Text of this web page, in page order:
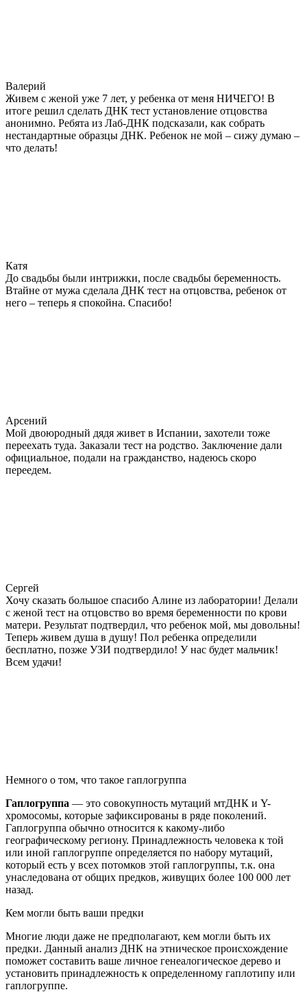
Валерий
Живем с женой уже 7 лет, у ребенка от меня НИЧЕГО! В
итоге решил сделать ДНК тест установление отцовства
анонимно. Ребята из Лаб-ДНК подсказали, как собрать
нестандартные образцы ДНК. Ребенок не мой – сижу думаю –
что делать!
Катя
До свадьбы были интрижки, после свадьбы беременность.
Втайне от мужа сделала ДНК тест на отцовства, ребенок от
него – теперь я спокойна. Спасибо!
Арсений
Мой двоюродный дядя живет в Испании, захотели тоже
переехать туда. Заказали тест на родство. Заключение дали
официальное, подали на гражданство, надеюсь скоро
переедем.
Сергей
Хочу сказать большое спасибо Алине из лаборатории! Делали
с женой тест на отцовство во время беременности по крови
матери. Результат подтвердил, что ребенок мой, мы довольны!
Теперь живем душа в душу! Пол ребенка определили
бесплатно, позже УЗИ подтвердило! У нас будет мальчик!
Всем удачи!
Немного о том, что такое гаплогруппа
Гаплогруппа — это совокупность мутаций мтДНК и Y-
хромосомы, которые зафиксированы в ряде поколений.
Гаплогруппа обычно относится к какому-либо
географическому региону. Принадлежность человека к той
или иной гаплогруппе определяется по набору мутаций,
который есть у всех потомков этой гаплогруппы, т.к. она
унаследована от общих предков, живущих более 100 000 лет
назад.
Кем могли быть ваши предки
Многие люди даже не предполагают, кем могли быть их
предки. Данный анализ ДНК на этническое происхождение
поможет составить ваше личное генеалогическое дерево и
установить принадлежность к определенному гаплотипу или
гаплогруппе.